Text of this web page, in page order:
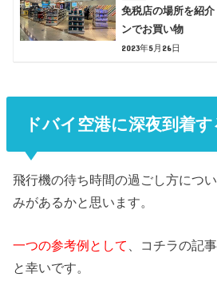
免税店の場所を紹
ンでお買い物
2023年5月26日
ドバイ空港に深夜到着
飛行機の待ち時間の過ごし方につ
みがあるかと思います。
一つの参考例として
、コチラの記
と幸いです。